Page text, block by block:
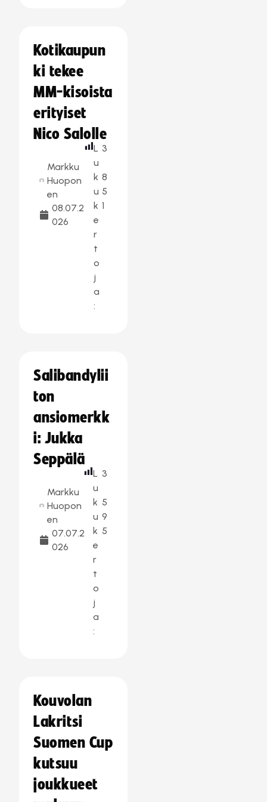
Kotikaupun
ki tekee
MM-kisoista
erityiset
Nico Salolle
Markku
Huopon
en
08.07.2
026
L
u
k
u
k
e
r
t
o
j
a
:
3
8
5
1
Salibandylii
ton
ansiomerkk
i: Jukka
Seppälä
Markku
Huopon
en
07.07.2
026
L
u
k
u
k
e
r
t
o
j
a
:
3
5
9
5
Kouvolan
Lakritsi
Suomen Cup
kutsuu
joukkueet